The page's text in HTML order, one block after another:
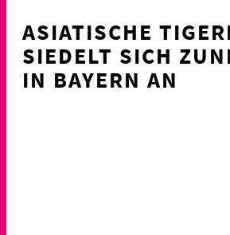
ASIATISCHE
SIEDELT SICH
IN BAYERN AN